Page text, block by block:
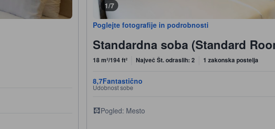
1/7
Poglejte fotografije in podrobnosti
Standardna soba (Standard
18 m²/194 ft² Največ Št. odraslih: 2 1 zakonska postelja
8,7Fantastično
Udobnost sobe
Pogled: Mesto